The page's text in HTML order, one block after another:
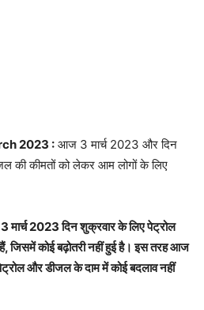
2023 : आज 3 मार्च 2023 और दिन
की कीमतों को लेकर आम लोगों के लिए
मार्च 2023 दिन शुक्रवार के लिए पेट्रोल
जिसमें कोई बढ़ोतरी नहीं हुई है। इस तरह आज
और डीजल के दाम में कोई बदलाव नहीं